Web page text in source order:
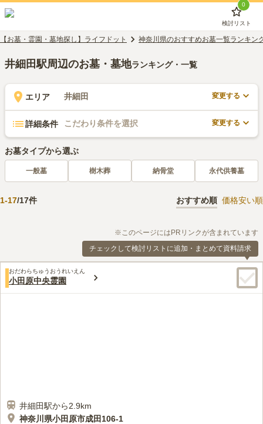
0
検討リスト
【お墓・霊園・墓地探し】ライフドット 神奈川県のおすすめお墓一覧ランキン
井細田駅周辺のお墓・墓地ランキング・一覧
エリア 井細田 変更する
詳細条件 こだわり条件を選択 変更する
お墓タイプから選ぶ
一般墓 樹木葬 納骨堂 永代供養墓
1-17/17件 おすすめ順 価格安い順
※このページにはPRリンクが含まれています
チェックして検討リストに追加・まとめて資料請求
おだわらちゅうおうれいえん
小田原中央霊園
井細田駅から2.9km
神奈川県小田原市成田106-1